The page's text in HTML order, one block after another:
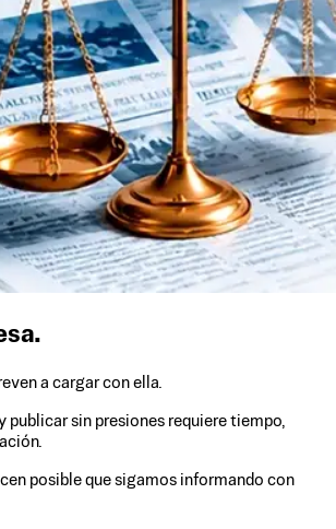
a cargar con ella.
publicar sin presiones requiere tiempo,
posible que sigamos informando con